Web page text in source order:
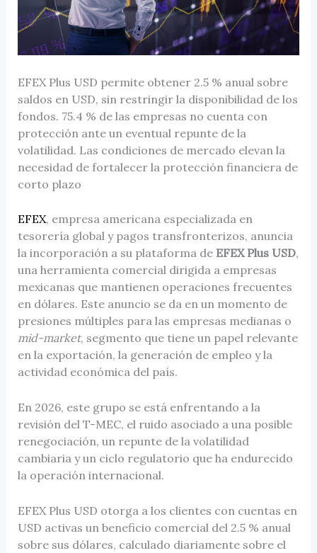
EFEX Plus USD permite obtener 2.5 % anual sobre
saldos en USD, sin restringir la disponibilidad de los
fondos. 75.4 % de las empresas no cuenta con
protección ante un eventual repunte de la
volatilidad. Las condiciones de mercado elevan la
necesidad de fortalecer la protección financiera de
corto plazo
EFEX, empresa americana especializada en
tesorería global y pagos transfronterizos, anuncia
la incorporación a su plataforma de EFEX Plus USD,
una herramienta comercial dirigida a empresas
mexicanas que mantienen operaciones frecuentes
en dólares. Este anuncio se da en un momento de
presiones múltiples para las empresas medianas o
mid-market, segmento que tiene un papel relevante
en la exportación, la generación de empleo y la
actividad económica del país.
En 2026, este grupo se está enfrentando a la
revisión del T-MEC, el ruido asociado a una posible
renegociación, un repunte de la volatilidad
cambiaria y un ciclo regulatorio que ha endurecido
la operación internacional.
EFEX Plus USD otorga a los clientes con cuentas en
USD activas un beneficio comercial del 2.5 % anual
sobre sus dólares, calculado diariamente sobre el